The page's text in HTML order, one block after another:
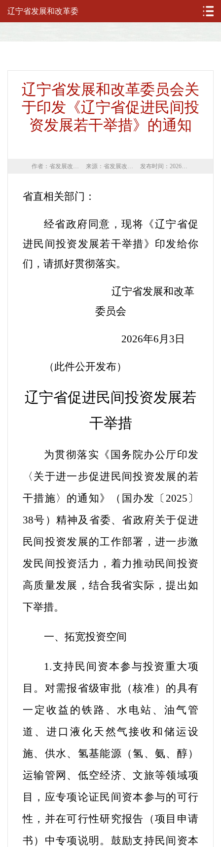
辽宁省发展和改革委
辽宁省发展和改革委员会关
于印发《辽宁省促进民间投
资发展若干举措》的通知
作者：省发展改革委 来源：省发展改革委 发布时间：2026年06月05日
省直相关部门：
经省政府同意，现将《辽宁省促
进民间投资发展若干举措》印发给你
们，请抓好贯彻落实。
辽宁省发展和改革
委员会
2026年6月3日
（此件公开发布）
辽宁省促进民间投资发展若
干举措
为贯彻落实《国务院办公厅印发
〈关于进一步促进民间投资发展的若
干措施〉的通知》（国办发〔2025〕
38号）精神及省委、省政府关于促进
民间投资发展的工作部署，进一步激
发民间投资活力，着力推动民间投资
高质量发展，结合我省实际，提出如
下举措。
一、拓宽投资空间
1.支持民间资本参与投资重大项
目。 对需报省级审批（核准）的具有
一定收益的铁路、水电站、油气管
道、进口液化天然气接收和储运设
施、供水、氢基能源（氢、氨、醇）
运输管网、低空经济、文旅等领域项
目 ，应专项论证民间资本参与的可行
性，并在可行性研究报告（项目申请
书）中专项说明。鼓励支持民间资本